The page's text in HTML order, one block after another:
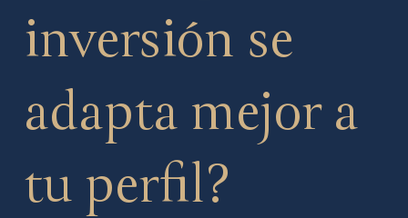
inversión se
adapta mejor a
tu perfil?